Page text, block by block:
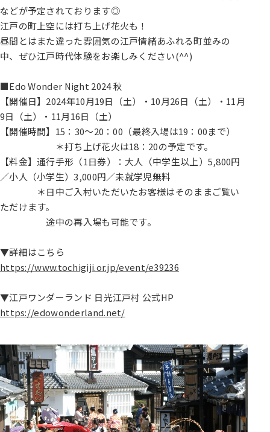
などが予定されております◎
江戸の町上空には打ち上げ花火も！
昼間とはまた違った雰囲気の江戸情緒あふれる町並みの
中、ぜひ江戸時代体験をお楽しみください(^^)
■Edo Wonder Night 2024 秋
【開催日】2024年10月19日（土）・10月26日（土）・11月
9日（土）・11月16日（土）
【開催時間】15：30～20：00（最終入場は19：00まで）
＊打ち上げ花火は18：20の予定です。
【料金】通行手形（1日券）：大人（中学生以上）5,800円
／小人（小学生）3,000円／未就学児無料
＊日中ご入村いただいたお客様はそのままご覧い
ただけます。
途中の再入場も可能です。
▼詳細はこちら
https://www.tochigiji.or.jp/event/e39236
▼江戸ワンダーランド 日光江戸村 公式HP
https://edowonderland.net/